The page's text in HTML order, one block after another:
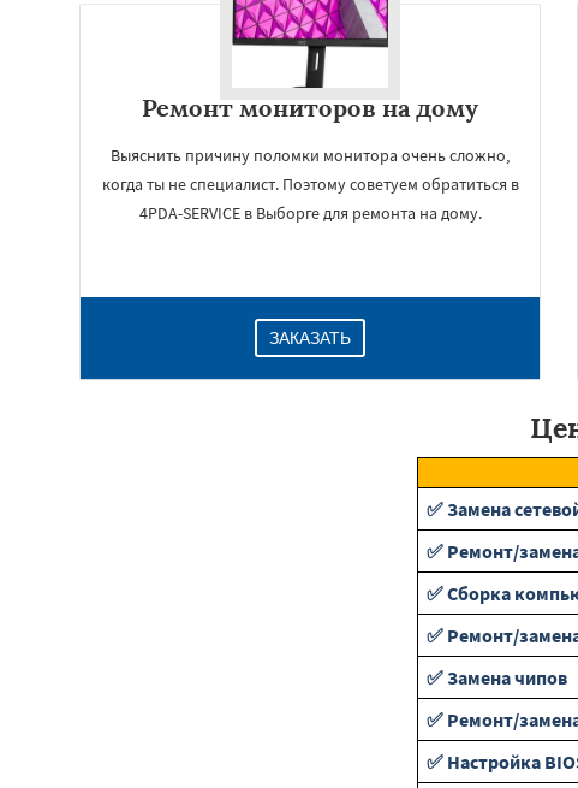
Ремонт мониторов на дому
Выяснить причину поломки монитора очень сложно,
когда ты не специалист. Поэтому советуем обратиться в
4PDA-SERVICE в Выборге для ремонта на дому.
ЗАКАЗАТЬ
✅ Замена
✅ Ремонт/
✅ Сборка
✅ Ремонт/
✅ Замена чипов
✅ Ремонт/
✅ Настройка